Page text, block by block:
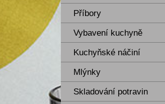
Příbory
Vybavení kuchyně
Kuchyňské náčiní
Mlýnky
Skladování potravin